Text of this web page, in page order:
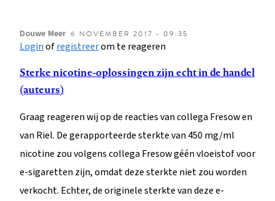
Douwe Meer 6 NOVEMBER 2017 - 09:35
Loginofregistreerom te reageren
Sterke nicotine-oplossingen zijn echt in de handel
(auteurs)
Graag reageren wij op de reacties van collega Fresow en
van Riel. De gerapporteerde sterkte van 450 mg/ml
nicotine zou volgens collega Fresow géén vloeistof voor
e-sigaretten zijn, omdat deze sterkte niet zou worden
verkocht. Echter, de originele sterkte van deze e-